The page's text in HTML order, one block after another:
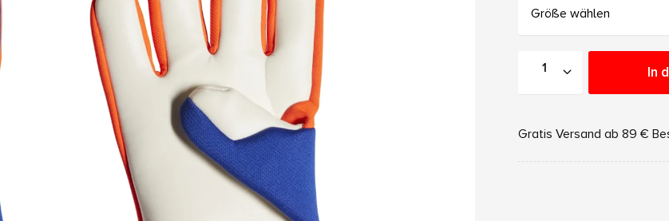
Größe wählen
In
Gratis Versand ab 89 €